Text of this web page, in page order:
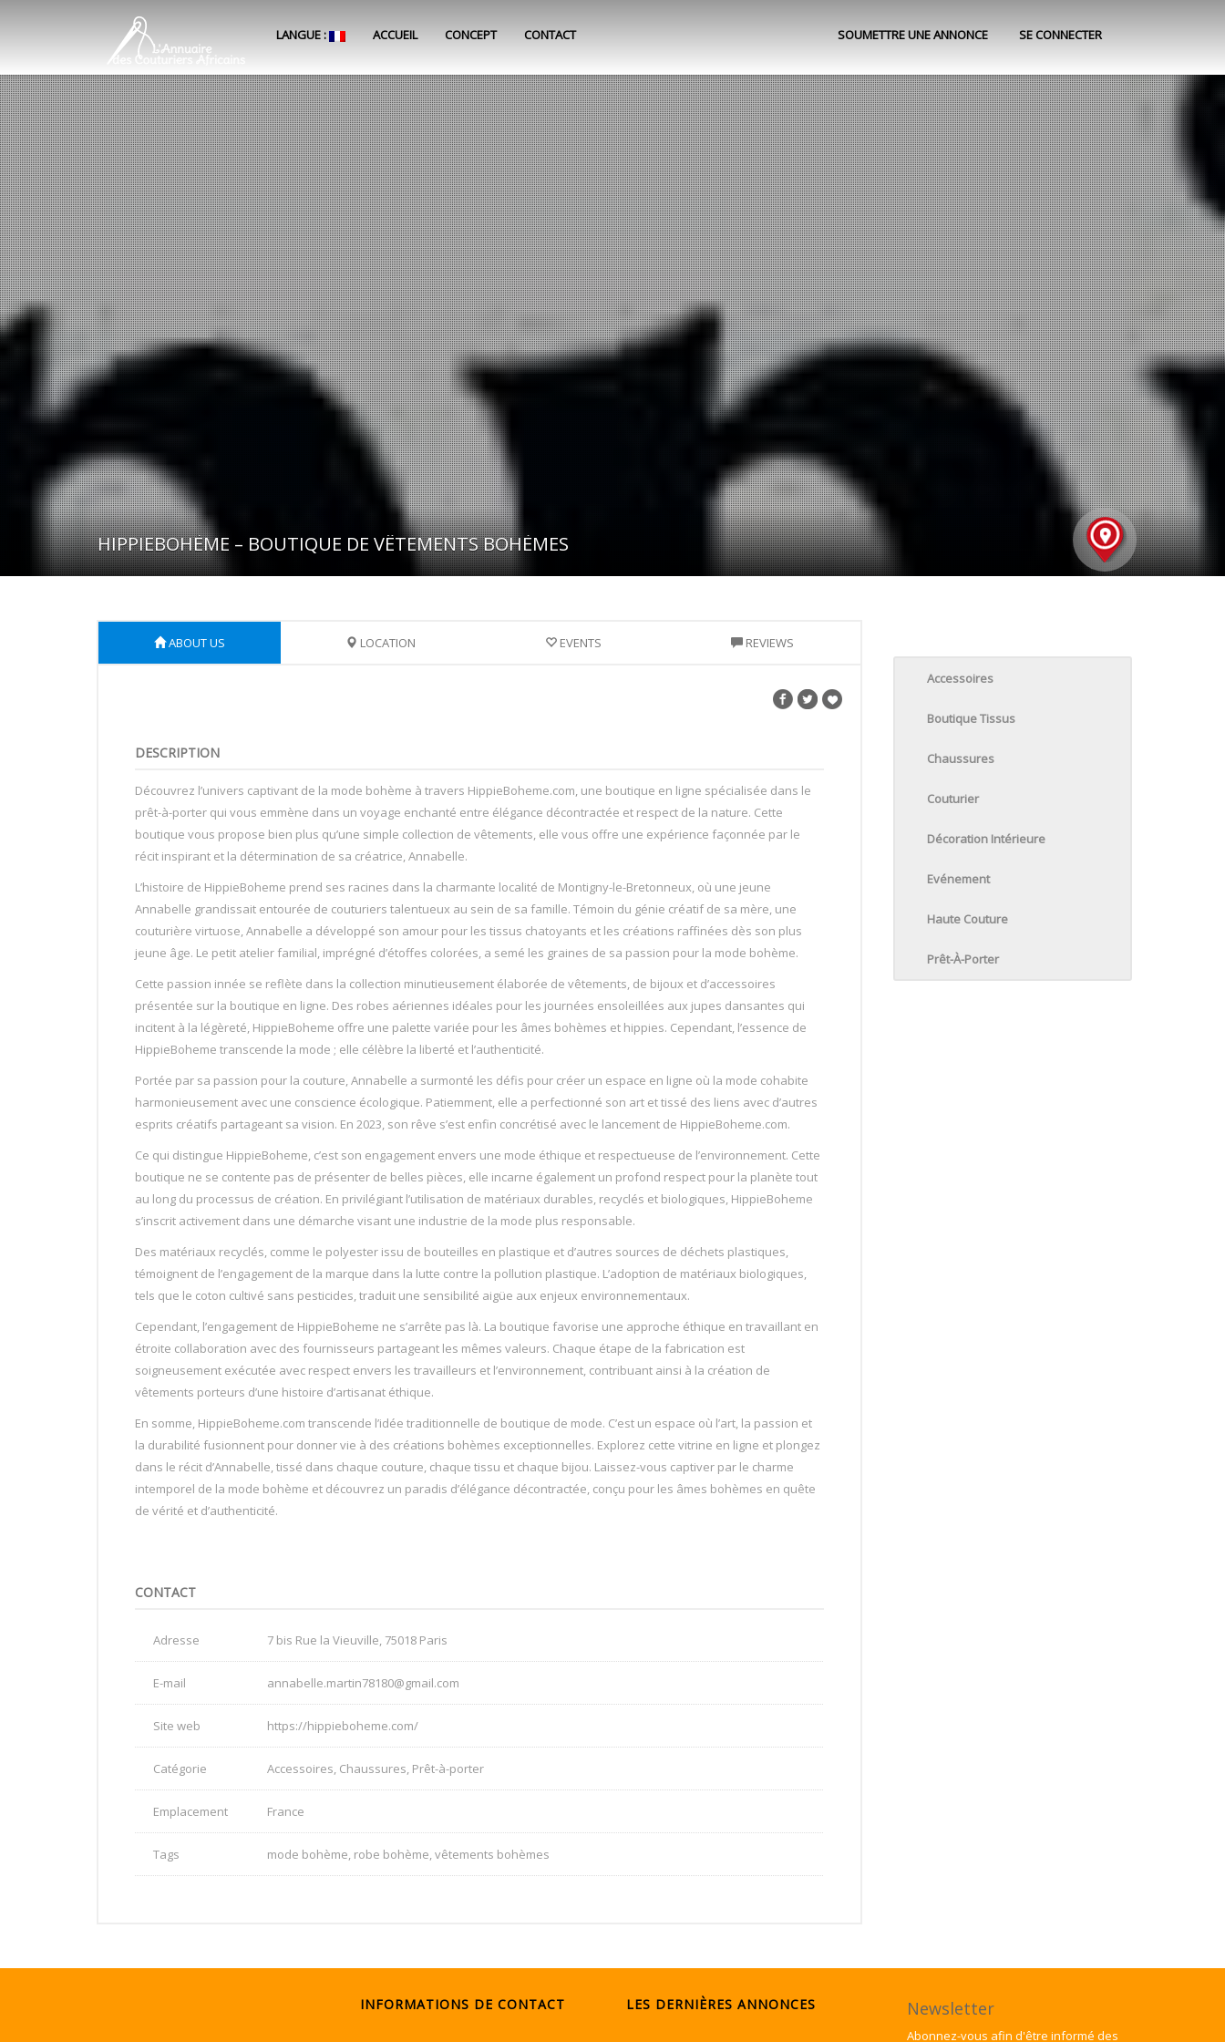
LANGUE : ACCUEIL CONCEPT CONTACT SOUMETTRE UNE ANNONCE SE CONNECTER
HIPPIEBOHÈME – BOUTIQUE DE VÊTEMENTS BOHÈMES
ABOUT US LOCATION EVENTS REVIEWS
DESCRIPTION
Découvrez l’univers captivant de la mode bohème à travers HippieBoheme.com, une boutique en ligne spécialisée dans le
prêt-à-porter qui vous emmène dans un voyage enchanté entre élégance décontractée et respect de la nature. Cette
boutique vous propose bien plus qu’une simple collection de vêtements, elle vous offre une expérience façonnée par le
récit inspirant et la détermination de sa créatrice, Annabelle.
L’histoire de HippieBoheme prend ses racines dans la charmante localité de Montigny-le-Bretonneux, où une jeune
Annabelle grandissait entourée de couturiers talentueux au sein de sa famille. Témoin du génie créatif de sa mère, une
couturière virtuose, Annabelle a développé son amour pour les tissus chatoyants et les créations raffinées dès son plus
jeune âge. Le petit atelier familial, imprégné d’étoffes colorées, a semé les graines de sa passion pour la mode bohème.
Cette passion innée se reflète dans la collection minutieusement élaborée de vêtements, de bijoux et d’accessoires
présentée sur la boutique en ligne. Des robes aériennes idéales pour les journées ensoleillées aux jupes dansantes qui
incitent à la légèreté, HippieBoheme offre une palette variée pour les âmes bohèmes et hippies. Cependant, l’essence de
HippieBoheme transcende la mode ; elle célèbre la liberté et l’authenticité.
Portée par sa passion pour la couture, Annabelle a surmonté les défis pour créer un espace en ligne où la mode cohabite
harmonieusement avec une conscience écologique. Patiemment, elle a perfectionné son art et tissé des liens avec d’autres
esprits créatifs partageant sa vision. En 2023, son rêve s’est enfin concrétisé avec le lancement de HippieBoheme.com.
Ce qui distingue HippieBoheme, c’est son engagement envers une mode éthique et respectueuse de l’environnement. Cette
boutique ne se contente pas de présenter de belles pièces, elle incarne également un profond respect pour la planète tout
au long du processus de création. En privilégiant l’utilisation de matériaux durables, recyclés et biologiques, HippieBoheme
s’inscrit activement dans une démarche visant une industrie de la mode plus responsable.
Des matériaux recyclés, comme le polyester issu de bouteilles en plastique et d’autres sources de déchets plastiques,
témoignent de l’engagement de la marque dans la lutte contre la pollution plastique. L’adoption de matériaux biologiques,
tels que le coton cultivé sans pesticides, traduit une sensibilité aigüe aux enjeux environnementaux.
Cependant, l’engagement de HippieBoheme ne s’arrête pas là. La boutique favorise une approche éthique en travaillant en
étroite collaboration avec des fournisseurs partageant les mêmes valeurs. Chaque étape de la fabrication est
soigneusement exécutée avec respect envers les travailleurs et l’environnement, contribuant ainsi à la création de
vêtements porteurs d’une histoire d’artisanat éthique.
En somme, HippieBoheme.com transcende l’idée traditionnelle de boutique de mode. C’est un espace où l’art, la passion et
la durabilité fusionnent pour donner vie à des créations bohèmes exceptionnelles. Explorez cette vitrine en ligne et plongez
dans le récit d’Annabelle, tissé dans chaque couture, chaque tissu et chaque bijou. Laissez-vous captiver par le charme
intemporel de la mode bohème et découvrez un paradis d’élégance décontractée, conçu pour les âmes bohèmes en quête
de vérité et d’authenticité.
CONTACT
Adresse 7 bis Rue la Vieuville, 75018 Paris
E-mail annabelle.martin78180@gmail.com
Site web https://hippieboheme.com/
Catégorie Accessoires, Chaussures, Prêt-à-porter
Emplacement France
Tags mode bohème, robe bohème, vêtements bohèmes
Accessoires
Boutique Tissus
Chaussures
Couturier
Décoration Intérieure
Evénement
Haute Couture
Prêt-À-Porter
INFORMATIONS DE CONTACT LES DERNIÈRES ANNONCES Newsletter
Abonnez-vous afin d'être informé des